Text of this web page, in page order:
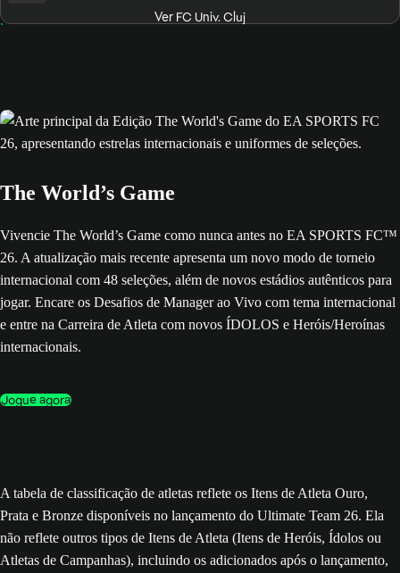
Ver FC Univ. Cluj
The World’s Game
Vivencie The World’s Game como nunca antes no EA SPORTS FC™
26. A atualização mais recente apresenta um novo modo de torneio
internacional com 48 seleções, além de novos estádios autênticos para
jogar. Encare os Desafios de Manager ao Vivo com tema internacional
e entre na Carreira de Atleta com novos ÍDOLOS e Heróis/Heroínas
internacionais.
Jogue agora
A tabela de classificação de atletas reflete os Itens de Atleta Ouro,
Prata e Bronze disponíveis no lançamento do Ultimate Team 26. Ela
não reflete outros tipos de Itens de Atleta (Itens de Heróis, Ídolos ou
Atletas de Campanhas), incluindo os adicionados após o lançamento,